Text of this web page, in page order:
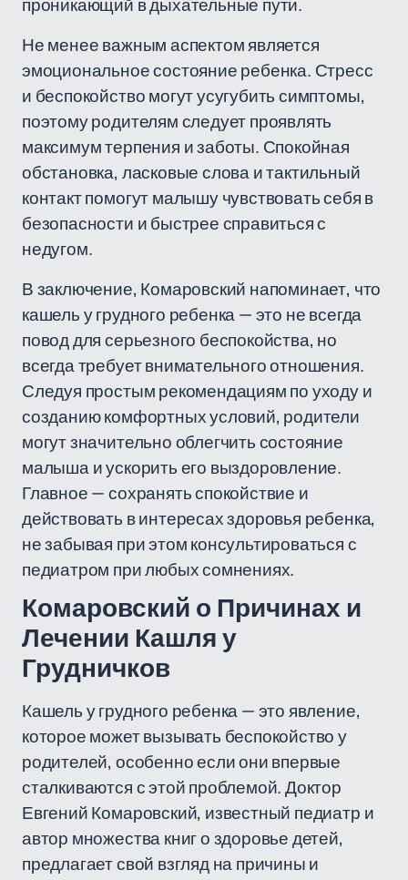
Не менее важным аспектом является
эмоциональное состояние ребенка. Стресс
и беспокойство могут усугубить симптомы,
поэтому родителям следует проявлять
максимум терпения и заботы. Спокойная
обстановка, ласковые слова и тактильный
контакт помогут малышу чувствовать себя в
безопасности и быстрее справиться с
недугом.
В заключение, Комаровский напоминает, что
кашель у грудного ребенка — это не всегда
повод для серьезного беспокойства, но
всегда требует внимательного отношения.
Следуя простым рекомендациям по уходу и
созданию комфортных условий, родители
могут значительно облегчить состояние
малыша и ускорить его выздоровление.
Главное — сохранять спокойствие и
действовать в интересах здоровья ребенка,
не забывая при этом консультироваться с
педиатром при любых сомнениях.
Комаровский о Причинах и
Лечении Кашля у
Грудничков
Кашель у грудного ребенка — это явление,
которое может вызывать беспокойство у
родителей, особенно если они впервые
сталкиваются с этой проблемой. Доктор
Евгений Комаровский, известный педиатр и
автор множества книг о здоровье детей,
предлагает свой взгляд на причины и